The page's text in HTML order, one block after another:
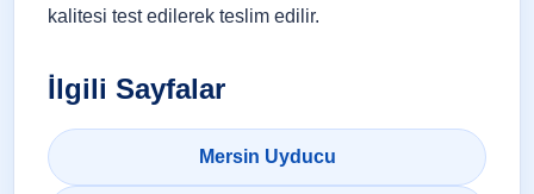
kalitesi test edilerek teslim edilir.
İlgili Sayfalar
Mersin Uyducu